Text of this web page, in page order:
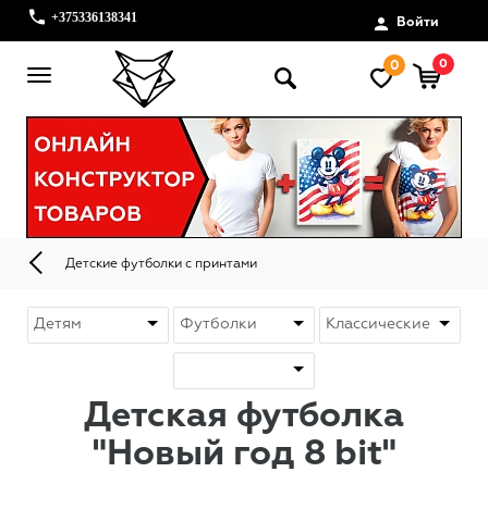
+375336138341 Войти
0 0
Детские футболки с принтами
Детская футболка
"Новый год 8 bit"